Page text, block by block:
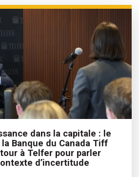
dans la capitale : le
Banque du Canada Tiff
à Telfer pour parler
d’incertitude